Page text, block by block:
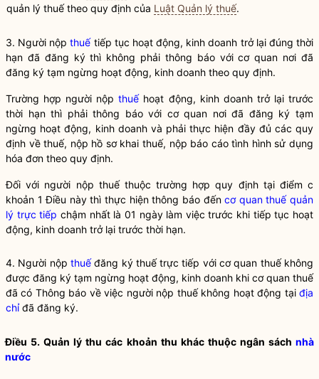
quản lý thuế theo quy định của Luật Quản lý thuế.
3. Người nộpthuếtiếp tục hoạt động, kinh doanh trở lại đúng thời
hạn đã đăng ký thì không phải thông báo với cơ quan nơi đã
đăng ký tạm ngừng hoạt động, kinh doanh theo quy định.
Trường hợp người nộpthuếhoạt động, kinh doanh trở lại trước
thời hạn thì phải thông báo với cơ quan nơi đã đăng ký tạm
ngừng hoạt động, kinh doanh và phải thực hiện đầy đủ các quy
định vềthuế, nộp hồ sơ khaithuế, nộp báo cáo tình hình sử dụng
hóa đơn theo quy định.
Đối với người nộp thuế thuộc trường hợp quy định tại điểm c
khoản 1 Điều này thì thực hiện thông báo đếncơ quan thuế quản
lý trực tiếp chậm nhất là 01 ngày làm việc trước khi tiếp tục hoạt
động, kinh doanh trở lại trước thời hạn.
4. Người nộp thuếđăng ký thuếtrực tiếp với cơ quan thuếkhông
được đăng ký tạm ngừng hoạt động, kinh doanh khi cơ quan thuế
đã có Thông báo về việc người nộp thuếkhông hoạt động tạiđịa
chỉđã đăng ký.
Điều 5. Quản lý thu các khoản thu khác thuộc ngân sách nhà
nước